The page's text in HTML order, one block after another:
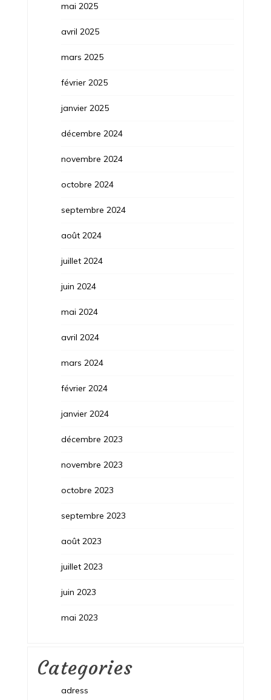
mai 2025
avril 2025
mars 2025
février 2025
janvier 2025
décembre 2024
novembre 2024
octobre 2024
septembre 2024
août 2024
juillet 2024
juin 2024
mai 2024
avril 2024
mars 2024
février 2024
janvier 2024
décembre 2023
novembre 2023
octobre 2023
septembre 2023
août 2023
juillet 2023
juin 2023
mai 2023
Categories
adress